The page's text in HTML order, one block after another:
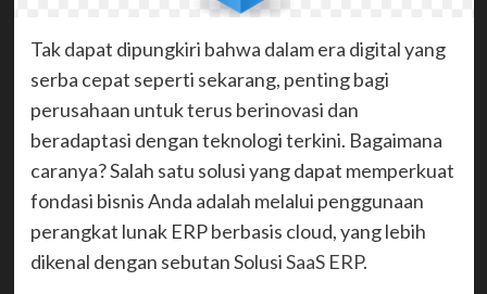
Tak dapat dipungkiri bahwa dalam era digital yang
serba cepat seperti sekarang, penting bagi
perusahaan untuk terus berinovasi dan
beradaptasi dengan teknologi terkini. Bagaimana
caranya? Salah satu solusi yang dapat memperkuat
fondasi bisnis Anda adalah melalui penggunaan
perangkat lunak ERP berbasis cloud, yang lebih
dikenal dengan sebutan SolusiSaaS ERP.